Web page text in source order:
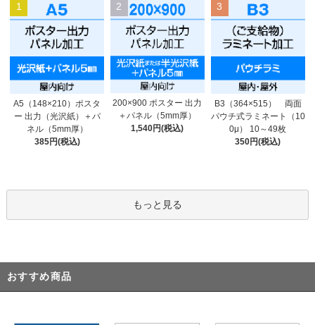
1
A5（148×210）ポスタ
ー 出力（光沢紙）＋パ
ネル（5mm厚）
385円(税込)
2
200×900 ポスター 出力
＋パネル（5mm厚）
1,540円(税込)
3
B3（364×515） 両面
パウチ式ラミネート（10
0μ） 10～49枚
350円(税込)
もっと見る
おすすめ商品